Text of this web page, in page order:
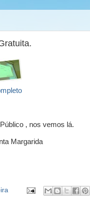
, nos vemos lá.
Margarida